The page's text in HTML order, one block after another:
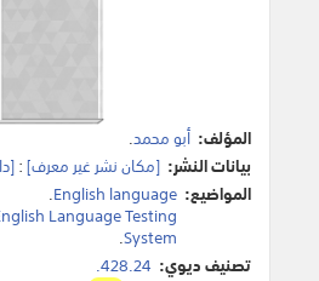
المؤلف: أبو محمد.
بيانات النشر: [مكان نشر غير معرف]:
المواضيع: English language
.
Language Testing
System
.
تصنيف ديوي: 428.24.